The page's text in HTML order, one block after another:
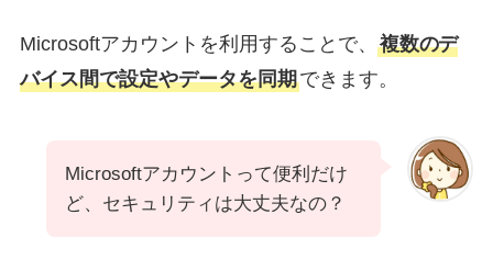
Microsoftアカウントを利用することで、 複数のデ
バイス間で設定やデータを同期できます。
Microsoftアカウントって便利だけ
ど、セキュリティは大丈夫なの？